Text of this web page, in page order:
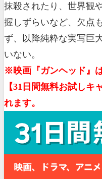
抹殺されたり、世界観
握しずらいなど、欠点
ず、以降純粋な実写巨
いない。
※映画『ガンヘッド』
【31日間無料お試し
れます。